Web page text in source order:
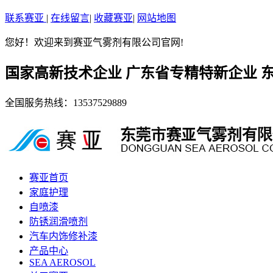
联系赛亚 | 在线留言| 收藏赛亚| 网站地图
您好！欢迎来到赛亚气雾剂有限公司官网!
国家高新技术企业 广东省专精特新企业
全国服务热线： 13537529889
赛亚首页
家庭护理
自喷漆
防锈润滑喷剂
汽车内饰修补漆
产品中心
SEA AEROSOL